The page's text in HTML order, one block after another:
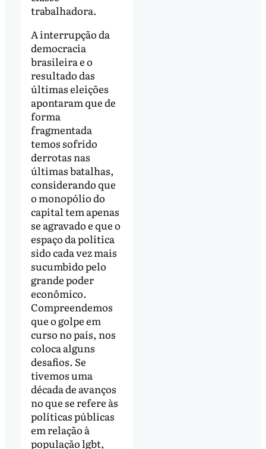
trabalhadora.
A interrupção da
democracia
brasileira e o
resultado das
últimas eleições
apontaram que de
forma
fragmentada
temos sofrido
derrotas nas
últimas batalhas,
considerando que
o monopólio do
capital tem apenas
se agravado e que o
espaço da política
sido cada vez mais
sucumbido pelo
grande poder
econômico.
Compreendemos
que o golpe em
curso no país, nos
coloca alguns
desafios. Se
tivemos uma
década de avanços
no que se refere às
políticas públicas
em relação à
população lgbt,